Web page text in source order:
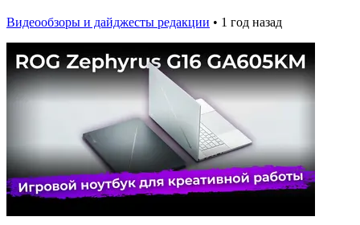
Видеообзоры и дайджесты редакции • 1 год назад